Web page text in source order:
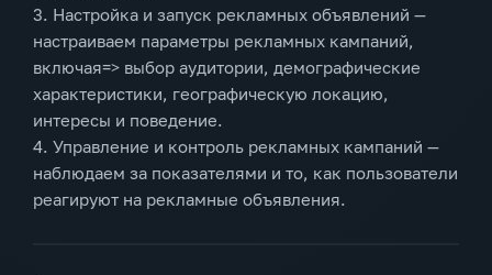
3. Настройка и запуск рекламных объявлений —
настраиваем параметры рекламных кампаний,
включая=> выбор аудитории, демографические
характеристики, географическую локацию,
интересы и поведение.
4. Управление и контроль рекламных кампаний —
наблюдаем за показателями и то, как пользователи
реагируют на рекламные объявления.